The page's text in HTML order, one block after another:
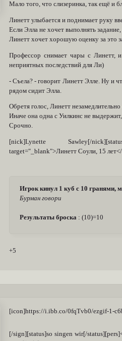
Мало того, что слизеринка, так ещё и
Линетт улыбается и поднимает руку
Если Элла не хочет выполнять
Линетт хочет хорошую оценку за это
Профессор снимает чары с Линетт,
неприятных последствий для Ли)
- Съела? - говорит Линетт Элле. Ну и
рядом сидит Элла.
Обретя голос, Линетт
Иначе она одна с Уилкинс не
Срочно.
[nick]Lynette Sawley[/
target="_blank">Линетт Соули, 15
Игрок кинул 1 куб с 10 гранями,
Бурман говори
Результаты броска : (10)=10
+5
[icon]https://i.ibb.co/0fqTvb0/ezgif-1-
[/sign][status]so singen wir[/